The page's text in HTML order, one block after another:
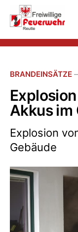
BRANDEINSÄTZE
Akkus im
Explosion
Gebäude